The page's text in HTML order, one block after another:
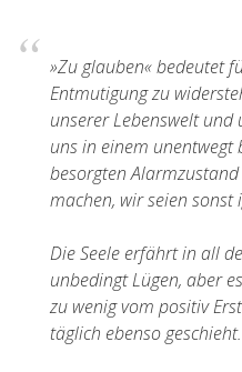
»Zu glauben« bedeutet
Entmutigung zu
unserer Lebenswelt
uns in einem
besorgten
machen, wir seien
Die Seele erfährt in all
unbedingt Lügen, aber
zu wenig vom positiv
täglich ebenso geschieht.